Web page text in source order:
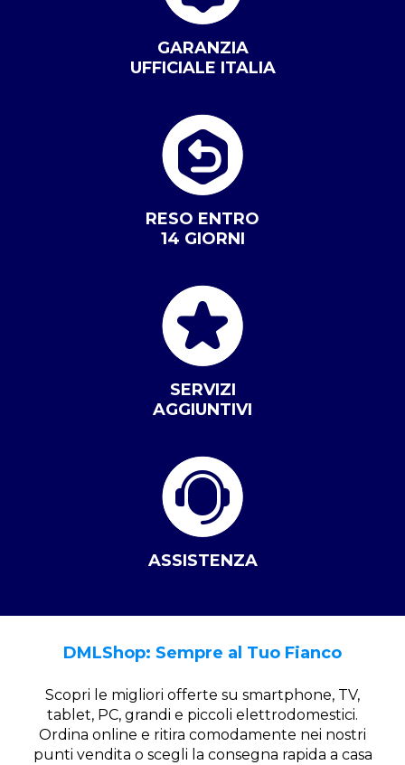
GARANZIA
UFFICIALE ITALIA
RESO ENTRO
14 GIORNI
SERVIZI
AGGIUNTIVI
ASSISTENZA
DMLShop: Sempre al Tuo Fianco
Scopri le migliori offerte su smartphone, TV,
tablet, PC, grandi e piccoli elettrodomestici.
Ordina online e ritira comodamente nei nostri
punti vendita o scegli la consegna rapida a casa